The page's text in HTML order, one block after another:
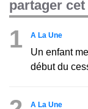
partager
1 A La Une
Un enfant
début du
A La Une